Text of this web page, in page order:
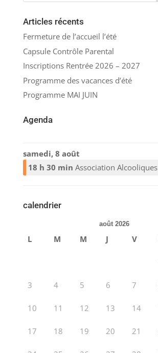
Articles récents
Fermeture de l’accueil l’été
Capsule Contrôle Parental
Inscriptions Rentrée 2026 – 2027
Programme des vacances d’été
Programme MAI JUIN
Agenda
samedi, 8 août
18 h 30 min Association
calendrier
août 2026
L M M J V
3 4 5 6 7
10 11 12 13 14
17 18 19 20 21